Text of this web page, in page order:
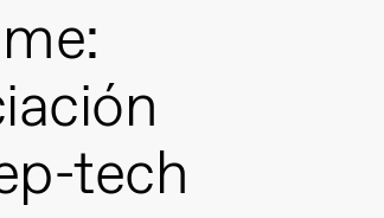
tech